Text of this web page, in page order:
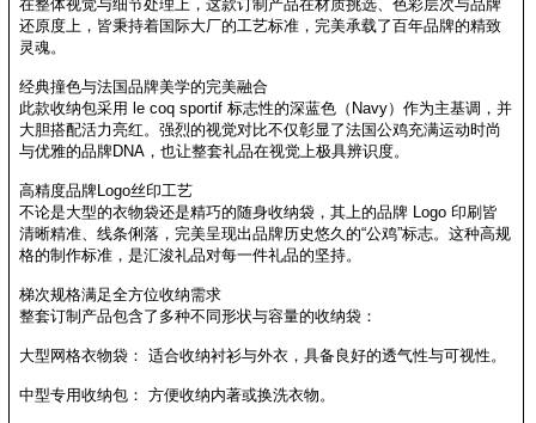
在整体视觉与细节处理上，这款订制产品在材质挑选、色彩层次与品牌
还原度上，皆秉持着国际大厂的工艺标准，完美承载了百年品牌的精致
灵魂。
经典撞色与法国品牌美学的完美融合
此款收纳包采用 le coq sportif 标志性的深蓝色（Navy）作为主基调，并
大胆搭配活力亮红。强烈的视觉对比不仅彰显了法国公鸡充满运动时尚
与优雅的品牌DNA，也让整套礼品在视觉上极具辨识度。
高精度品牌Logo丝印工艺
不论是大型的衣物袋还是精巧的随身收纳袋，其上的品牌 Logo 印刷皆
清晰精准、线条俐落，完美呈现出品牌历史悠久的“公鸡”标志。这种高规
格的制作标准，是汇浚礼品对每一件礼品的坚持。
梯次规格满足全方位收纳需求
整套订制产品包含了多种不同形状与容量的收纳袋：
大型网格衣物袋： 适合收纳衬衫与外衣，具备良好的透气性与可视性。
中型专用收纳包： 方便收纳内著或换洗衣物。